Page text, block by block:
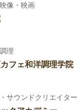
像・映画
理
フェ和洋調理学院
サウンドクリエイター